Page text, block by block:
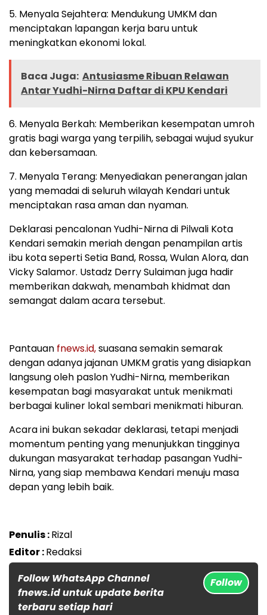
5. Menyala Sejahtera: Mendukung UMKM dan
menciptakan lapangan kerja baru untuk
meningkatkan ekonomi lokal.
Baca Juga: Antusiasme Ribuan Relawan
Antar Yudhi-Nirna Daftar di KPU Kendari
6. Menyala Berkah: Memberikan kesempatan umroh
gratis bagi warga yang terpilih, sebagai wujud syukur
dan kebersamaan.
7. Menyala Terang: Menyediakan penerangan jalan
yang memadai di seluruh wilayah Kendari untuk
menciptakan rasa aman dan nyaman.
Deklarasi pencalonan Yudhi-Nirna di Pilwali Kota
Kendari semakin meriah dengan penampilan artis
ibu kota seperti Setia Band, Rossa, Wulan Alora, dan
Vicky Salamor. Ustadz Derry Sulaiman juga hadir
memberikan dakwah, menambah khidmat dan
semangat dalam acara tersebut.
Pantauan fnews.id,suasana semakin semarak
dengan adanya jajanan UMKM gratis yang disiapkan
langsung oleh paslon Yudhi-Nirna, memberikan
kesempatan bagi masyarakat untuk menikmati
berbagai kuliner lokal sembari menikmati hiburan.
Acara ini bukan sekadar deklarasi, tetapi menjadi
momentum penting yang menunjukkan tingginya
dukungan masyarakat terhadap pasangan Yudhi-
Nirna, yang siap membawa Kendari menuju masa
depan yang lebih baik.
Penulis :Rizal
Editor :Redaksi
Follow WhatsApp Channel
fnews.id untuk update berita
terbaru setiap hari
Follow